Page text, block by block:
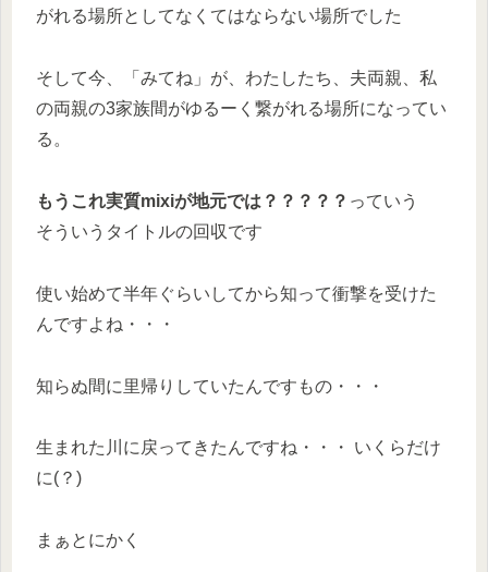
がれる場所としてなくてはならない場所でした
そして今、「みてね」が、わたしたち、夫両親、私
の両親の3家族間がゆるーく繋がれる場所になってい
る。
もうこれ実質mixiが地元では？？？？？ っていう
そういうタイトルの回収です
使い始めて半年ぐらいしてから知って衝撃を受けた
んですよね・・・
知らぬ間に里帰りしていたんですもの・・・
生まれた川に戻ってきたんですね・・・ いくらだけ
に(？)
まぁとにかく